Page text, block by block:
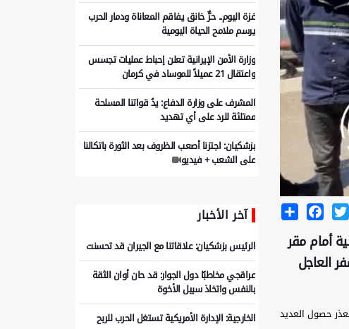
Share
FacebookTwitter
أمام مقر
العاجل
حصول العديد
غزة اليوم.. حرٌّ خانق يفاقم المعاناة ودمار الحرب
يرسم ملامح الحياة اليومية
وزارة الأمن الإيرانية تعلن إحباط عمليات تجسس
واعتقال 21 عميلاً للموساد في كرمان
المشرف على وزارة الدفاع: يدُ قواتنا المسلحة
ممتلئة للرد على أي تهديد
بزشكيان: اجتزنا أصعب الظروف بعد الثورة باتكالنا
على الشعب + فيديو
آخر الأخبار
الرئيس بزشكيان: علاقاتنا مع الجيران قد تحسنت
عراقجي مخاطبًا دول الجوار: قد حان أوان الثقة
بالنفس واتخاذ سبيل الأخوة
الخارجية: الإدارة الأمريكية تستغل الحرب للربح